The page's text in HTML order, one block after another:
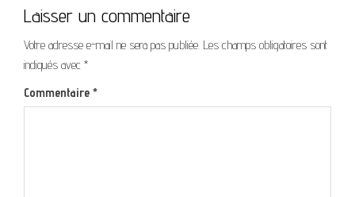
Laisser un commentaire
Votre adresse e-mail ne sera pas publiée. Les champs obligatoires sont
indiqués avec *
Commentaire *